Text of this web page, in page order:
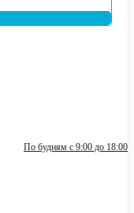
По будням с 9:00 до 18:00